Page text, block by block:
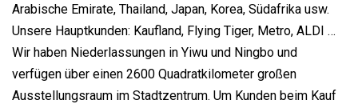
Arabische Emirate, Thailand, Japan, Korea, Südafrika usw.
Unsere Hauptkunden: Kaufland, Flying Tiger, Metro, ALDI …
Wir haben Niederlassungen in Yiwu und Ningbo und
verfügen über einen 2600 Quadratkilometer großen
Ausstellungsraum im Stadtzentrum. Um Kunden beim Kauf